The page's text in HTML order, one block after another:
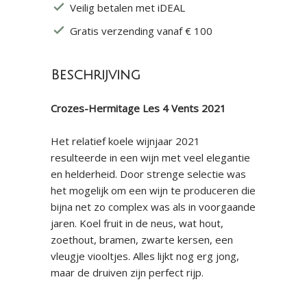
Veilig betalen met iDEAL
Gratis verzending vanaf € 100
Beschrijving
Crozes-Hermitage Les 4 Vents 2021
Het relatief koele wijnjaar 2021
resulteerde in een wijn met veel elegantie
en helderheid. Door strenge selectie was
het mogelijk om een wijn te produceren die
bijna net zo complex was als in voorgaande
jaren. Koel fruit in de neus, wat hout,
zoethout, bramen, zwarte kersen, een
vleugje viooltjes. Alles lijkt nog erg jong,
maar de druiven zijn perfect rijp.